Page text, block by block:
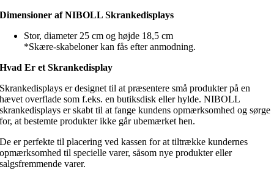
Dimensioner af NIBOLL Skrankedisplays
Stor, diameter 25 cm og højde 18,5 cm
*Skære-skabeloner kan fås efter anmodning.
Hvad Er et Skrankedisplay
Skrankedisplays er designet til at præsentere små produkter på en
hævet overflade som f.eks. en butiksdisk eller hylde. NIBOLL
skrankedisplays er skabt til at fange kundens opmærksomhed og sørge
for, at bestemte produkter ikke går ubemærket hen.
De er perfekte til placering ved kassen for at tiltrække kundernes
opmærksomhed til specielle varer, såsom nye produkter eller
salgsfremmende varer.